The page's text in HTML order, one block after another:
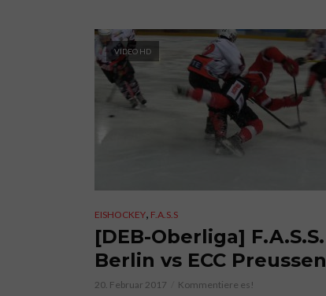
VIDEO HD
EISHOCKEY F.A.S.S
[DEB-Oberliga] F.A.S.S.
Berlin vs ECC Preussen
20. Februar 2017 Kommentiere es!